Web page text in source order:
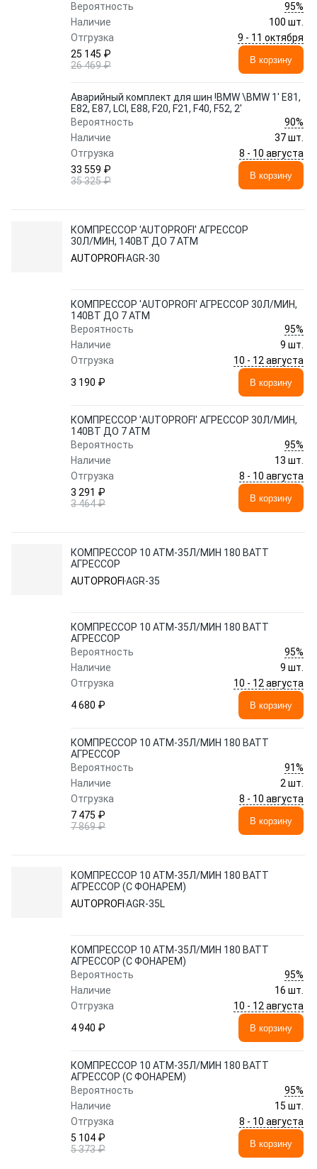
Вероятность
95%
Наличие
100 шт.
Отгрузка
9 - 11 октября
25 145 ₽
26 469 ₽
В корзину
Аварийный комплект для шин !BMW \BMW 1' E81,
E82, E87, LCI, E88, F20, F21, F40, F52, 2'
Вероятность
90%
Наличие
37 шт.
Отгрузка
8 - 10 августа
33 559 ₽
35 325 ₽
В корзину
КОМПРЕССОР 'AUTOPROFI' АГРЕССОР
30Л/МИН, 140ВТ ДО 7 АТМ
AUTOPROFI AGR-30
КОМПРЕССОР 'AUTOPROFI' АГРЕССОР 30Л/МИН,
140ВТ ДО 7 АТМ
Вероятность
95%
Наличие
9 шт.
Отгрузка
10 - 12 августа
3 190 ₽
В корзину
КОМПРЕССОР 'AUTOPROFI' АГРЕССОР 30Л/МИН,
140ВТ ДО 7 АТМ
Вероятность
95%
Наличие
13 шт.
Отгрузка
8 - 10 августа
3 291 ₽
3 464 ₽
В корзину
КОМПРЕССОР 10 АТМ-35Л/МИН 180 ВАТТ
АГРЕССОР
AUTOPROFI AGR-35
КОМПРЕССОР 10 АТМ-35Л/МИН 180 ВАТТ
АГРЕССОР
Вероятность
95%
Наличие
9 шт.
Отгрузка
10 - 12 августа
4 680 ₽
В корзину
КОМПРЕССОР 10 АТМ-35Л/МИН 180 ВАТТ
АГРЕССОР
Вероятность
91%
Наличие
2 шт.
Отгрузка
8 - 10 августа
7 475 ₽
7 869 ₽
В корзину
КОМПРЕССОР 10 АТМ-35Л/МИН 180 ВАТТ
АГРЕССОР (С ФОНАРЕМ)
AUTOPROFI AGR-35L
КОМПРЕССОР 10 АТМ-35Л/МИН 180 ВАТТ
АГРЕССОР (С ФОНАРЕМ)
Вероятность
95%
Наличие
16 шт.
Отгрузка
10 - 12 августа
4 940 ₽
В корзину
КОМПРЕССОР 10 АТМ-35Л/МИН 180 ВАТТ
АГРЕССОР (С ФОНАРЕМ)
Вероятность
95%
Наличие
15 шт.
Отгрузка
8 - 10 августа
5 104 ₽
5 373 ₽
В корзину